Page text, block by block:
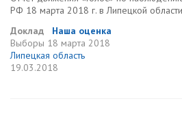
РФ 18 марта 2018 г. в Липецкой области
Доклад
Наша оценка
Выборы 18 марта 2018
Липецкая область
19.03.2018